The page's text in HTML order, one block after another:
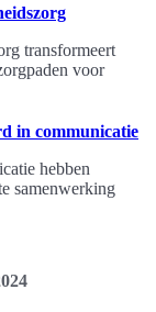
transformeert
voor
in communicatie
hebben
samenwerking